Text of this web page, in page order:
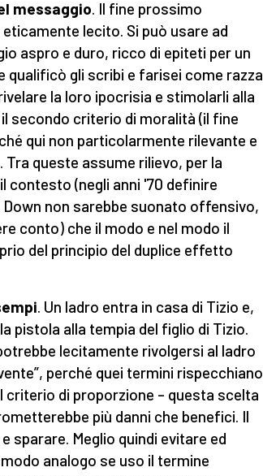
messaggio. Il fine prossimo
lecito. Si può usare ad
aspro e duro, ricco di epiteti per un
qualificò gli scribi e farisei come razza
la loro ipocrisia e stimolarli alla
secondo criterio di moralità (il fine
qui non particolarmente rilevante e
queste assume rilievo, per la
contesto (negli anni '70 definire
Down non sarebbe suonato offensivo,
conto) che il modo e nel modo il
del principio del duplice effetto
. Un ladro entra in casa di Tizio e,
pistola alla tempia del figlio di Tizio.
lecitamente rivolgersi al ladro
perché quei termini rispecchiano
criterio di proporzione – questa scelta
più danni che benefici. Il
sparare. Meglio quindi evitare ed
analogo se uso il termine